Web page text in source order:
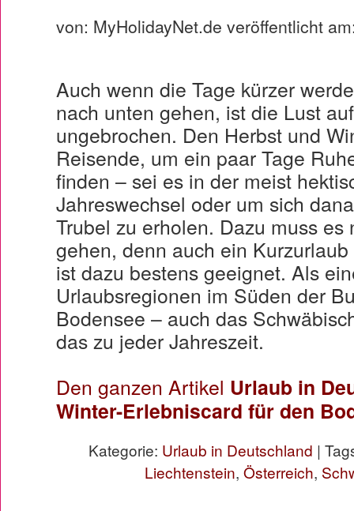
von: MyHolidayNet.de veröffentlicht
Auch wenn die Tage kürzer
nach unten gehen, ist die Lust
ungebrochen. Den Herbst und
Reisende, um ein paar Tage
finden – sei es in der meist
Jahreswechsel oder um sich
Trubel zu erholen. Dazu muss
gehen, denn auch ein
ist dazu bestens geeignet. Als
Urlaubsregionen im Süden der
Bodensee – auch das
das zu jeder Jahreszeit.
Den ganzen Artikel Urlaub in
Winter-Erlebniscard für den
Kategorie: Urlaub in Deutschland |
Liechtenstein, Österreich,